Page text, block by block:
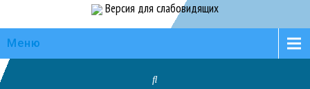
Версия для слабовидящих
Меню